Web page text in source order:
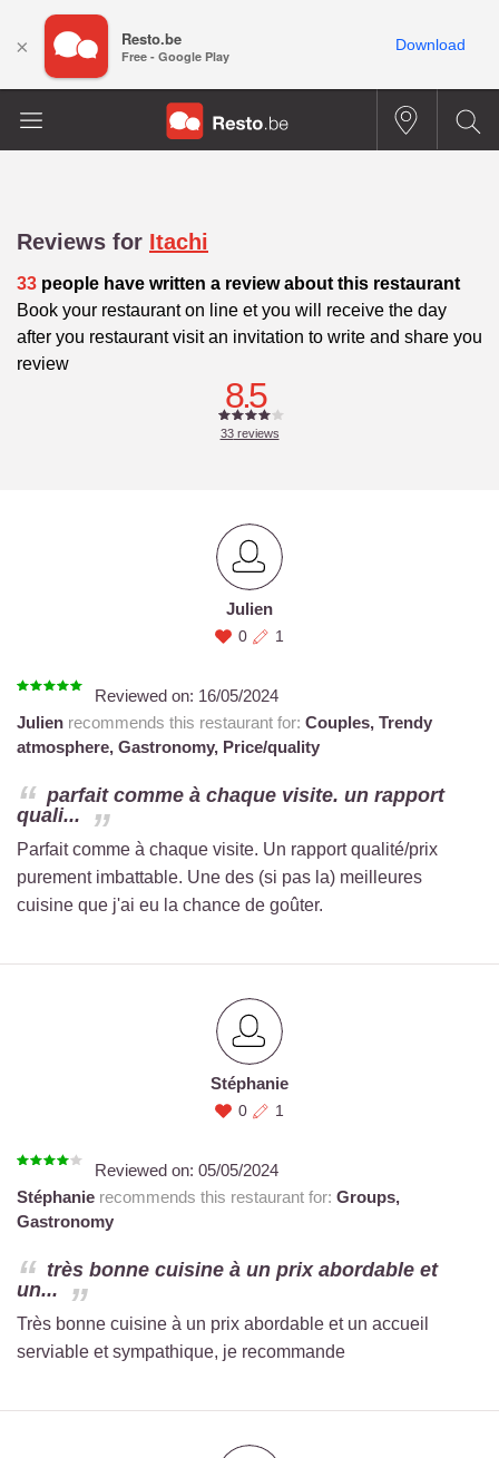
Reviews for Itachi
33 people have written a review about this restaurant
Book your restaurant on line et you will receive the day
after you restaurant visit an invitation to write and share you
review
8.5
33reviews
Julien
0 1
Reviewed on: 16/05/2024
Julien recommends this restaurant for: Couples, Trendy
atmosphere, Gastronomy, Price/quality
parfait comme à chaque visite. un rapport
quali...
Parfait comme à chaque visite. Un rapport qualité/prix
purement imbattable. Une des (si pas la) meilleures
cuisine que j'ai eu la chance de goûter.
Stéphanie
0 1
Reviewed on: 05/05/2024
Stéphanie recommends this restaurant for: Groups,
Gastronomy
très bonne cuisine à un prix abordable et
un...
Très bonne cuisine à un prix abordable et un accueil
serviable et sympathique, je recommande
× Resto.be
Free - Google Play
Download